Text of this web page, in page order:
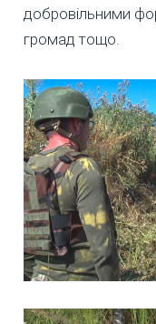
добровільними
громад тощо.